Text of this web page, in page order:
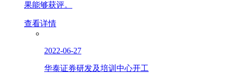
果能够获评。
查看详情
2022-06-27
华泰证券研发及培训中心开工